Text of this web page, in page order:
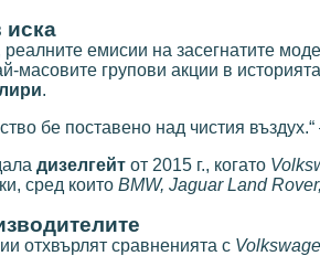
иска
емисии на засегнатите
масовите групови акции в
.
бе поставено над чистия
дизелгейт от 2015 г., когато
сред които BMW, Jaguar Land
отхвърлят сравненията с